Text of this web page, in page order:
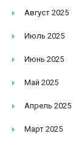
Август 2025
Июль 2025
Июнь 2025
Май 2025
Апрель 2025
Март 2025